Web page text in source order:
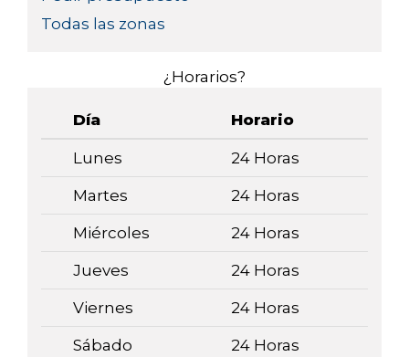
Todas las zonas
¿Horarios?
Día Horario
Lunes 24 Horas
Martes 24 Horas
Miércoles 24 Horas
Jueves 24 Horas
Viernes 24 Horas
Sábado 24 Horas